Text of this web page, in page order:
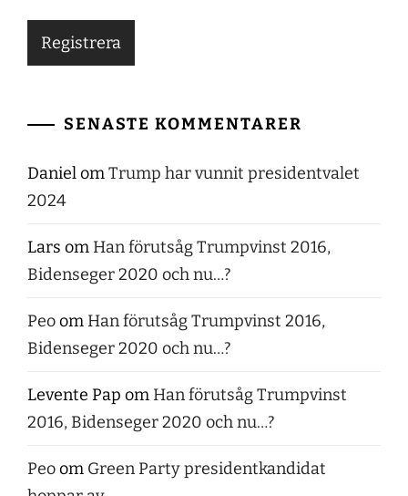
SENASTE KOMMENTARER
DanielomTrump har vunnit presidentvalet
2024
Lars om Han förutsåg Trumpvinst 2016,
Bidenseger 2020 och nu…?
Peoom Han förutsåg Trumpvinst 2016,
Bidenseger 2020 och nu…?
Levente Pap om Han förutsåg Trumpvinst
2016, Bidenseger 2020 och nu…?
Peoom Green Party presidentkandidat